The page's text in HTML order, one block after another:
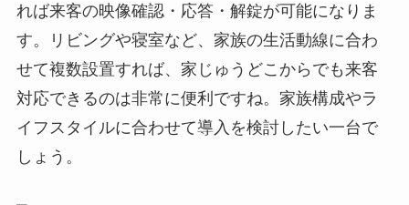
れば来客の映像確認・応答・解錠が可能になりま
す。リビングや寝室など、家族の生活動線に合わ
せて複数設置すれば、家じゅうどこからでも来客
対応できるのは非常に便利ですね。家族構成やラ
イフスタイルに合わせて導入を検討したい一台で
しょう。